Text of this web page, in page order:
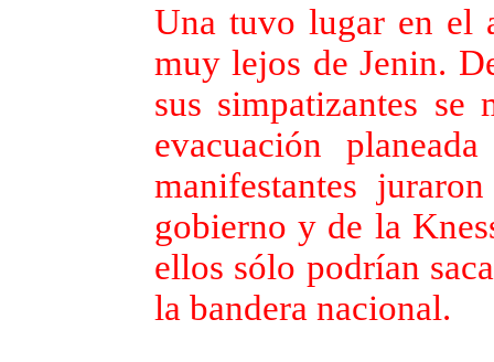
Una tuvo lugar en el
muy lejos de Jenin.
sus simpatizantes se
evacuación
manifestantes
gobierno y de la
ellos sólo podrían
la bandera nacional.